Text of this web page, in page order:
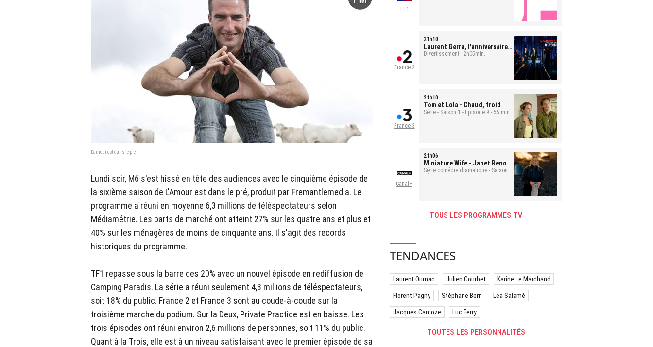
L'amour est dans le pré
Lundi soir, M6 s'est hissé en tête des audiences avec le cinquième épisode de
la sixième saison de L'Amour est dans le pré, produit par Fremantlemedia. Le
programme a réuni en moyenne 6,3 millions de téléspectateurs selon
Médiamétrie. Les parts de marché ont atteint 27% sur les quatre ans et plus et
40% sur les ménagères de moins de cinquante ans. Il s'agit des records
historiques du programme.
TF1 repasse sous la barre des 20% avec un nouvel épisode en rediffusion de
Camping Paradis. La série a réuni seulement 4,3 millions de téléspectateurs,
soit 18% du public. France 2 et France 3 sont au coude-à-coude sur la
troisième marche du podium. Sur la Deux, Private Practice est en baisse. Les
trois épisodes ont réuni environ 2,6 millions de personnes, soit 11% du public.
Quant à la Trois, elle est à un niveau satisfaisant avec le premier épisode de sa
TF1
France 2
21h10
Laurent Gerra, l'anniversaire-
événement
Divertissement - 2h05min.
France 3
21h10
Tom et Lola - Chaud, froid
Série - Saison 1 - Épisode 9 - 55 min.
Canal+
21h06
Miniature Wife - Janet Reno
Série comédie dramatique - Saison 1
TOUS LES PROGRAMMES TV
TENDANCES
Laurent Ournac Julien Courbet Karine Le Marchand
Florent Pagny Stéphane Bern Léa Salamé
Jacques Cardoze Luc Ferry
TOUTES LES PERSONNALITÉS